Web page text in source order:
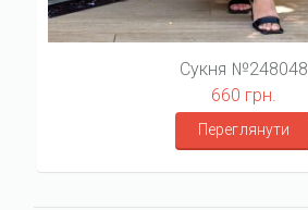
Сукня №248048
660 грн.
Переглянути